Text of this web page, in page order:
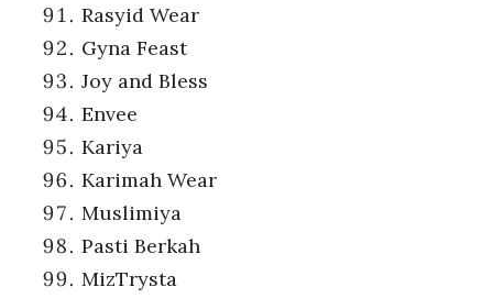
Rasyid Wear
Gyna Feast
Joy and Bless
Envee
Kariya
Karimah Wear
Muslimiya
Pasti Berkah
MizTrysta